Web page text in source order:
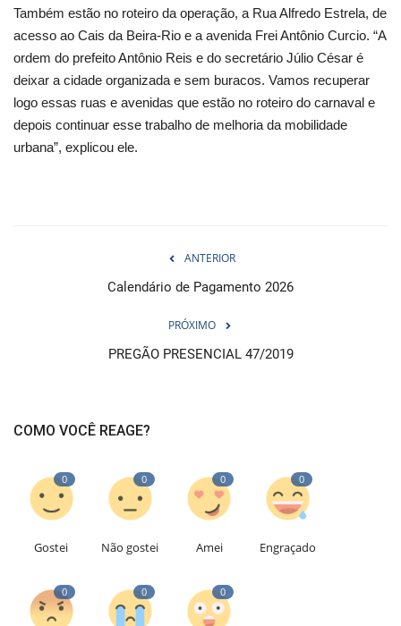
Também estão no roteiro da operação, a Rua Alfredo Estrela, de
acesso ao Cais da Beira-Rio e a avenida Frei Antônio Curcio. “A
ordem do prefeito Antônio Reis e do secretário Júlio César é
deixar a cidade organizada e sem buracos. Vamos recuperar
logo essas ruas e avenidas que estão no roteiro do carnaval e
depois continuar esse trabalho de melhoria da mobilidade
urbana”, explicou ele.
ANTERIOR
Calendário de Pagamento 2026
PRÓXIMO
PREGÃO PRESENCIAL 47/2019
COMO VOCÊ REAGE?
0
Gostei
0
Não gostei
0
Amei
0
Engraçado
0 0 0